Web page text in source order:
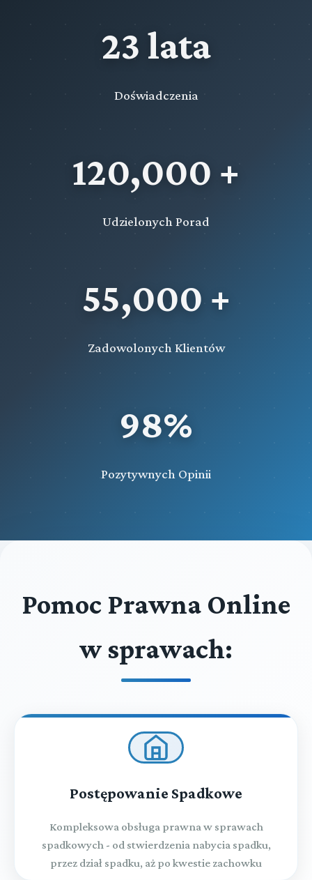
23 lata
Doświadczenia
120,000 +
Udzielonych Porad
55,000 +
Zadowolonych Klientów
98%
Pozytywnych Opinii
Pomoc Prawna Online
w sprawach:
Postępowanie Spadkowe
Kompleksowa obsługa prawna w sprawach
spadkowych - od stwierdzenia nabycia spadku,
przez dział spadku, aż po kwestie zachowku